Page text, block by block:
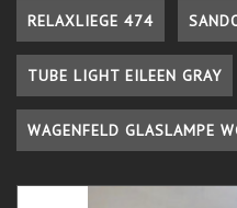
RELAXLIEGE 474
TUBE LIGHT EILEEN GRAY
WAGENFELD GLASLAMPE